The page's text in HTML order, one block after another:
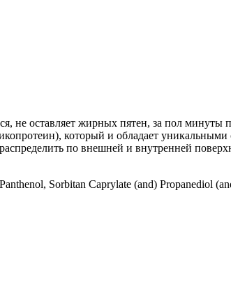
не оставляет жирных пятен, за пол минуты
который и обладает уникальными
по внешней и внутренней
Sorbitan Caprylate (and) Propanediol